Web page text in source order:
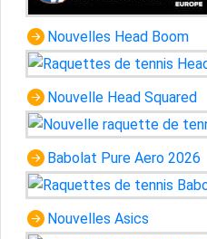
Nouvelles Head Boom
Nouvelle Head Squared
Babolat Pure Aero 2026
Nouvelles Asics